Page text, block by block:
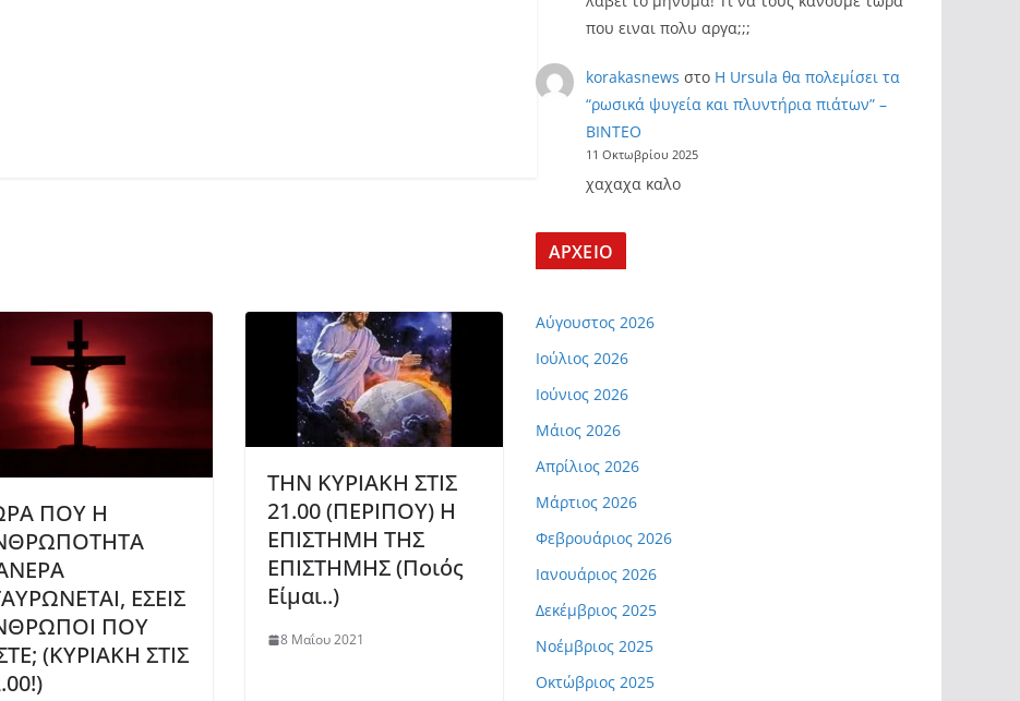
ΠΟΥ Η
ΕΣΕΙΣ
ΠΟΥ
(ΚΥΡΙΑΚΗ ΣΤΙΣ
ΤΗΝ ΚΥΡΙΑΚΗ ΣΤΙΣ
21.00 (ΠΕΡΙΠΟΥ) H
ΕΠΙΣΤΗΜΗ ΤΗΣ
ΕΠΙΣΤΗΜΗΣ (Ποιός
Είμαι..)
8 Μαΐου 2021
που ειναι πολυ αργα;;;
korakasnews στο Η Ursula θα πολεμίσει τα
“ρωσικά ψυγεία και πλυντήρια πιάτων” –
ΒΙΝΤΕΟ
11 Οκτωβρίου 2025
χαχαχα καλο
ΑΡΧΕΙΟ
Αύγουστος 2026
Ιούλιος 2026
Ιούνιος 2026
Μάιος 2026
Απρίλιος 2026
Μάρτιος 2026
Φεβρουάριος 2026
Ιανουάριος 2026
Δεκέμβριος 2025
Νοέμβριος 2025
Οκτώβριος 2025